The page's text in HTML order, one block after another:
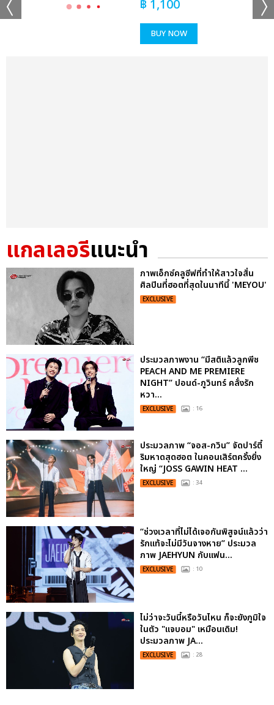
฿ 1,100
BUY NOW
แกลเลอรีแนะนำ
ภาพเอ็กซ์คลูซีฟที่ทำให้สาวใจสั่น
ศิลปินที่ฮอตที่สุดในนาทีนี้ 'MEYOU'
EXCLUSIVE
ประมวลภาพงาน “มีสติแล้วลูกพีช
PEACH AND ME PREMIERE
NIGHT” ปอนด์-ภูวินทร์ คลั่งรัก
หวา...
EXCLUSIVE : 16
ประมวลภาพ “จอส-กวิน” จัดปาร์ตี้
ริมหาดสุดฮอต ในคอนเสิร์ตครั้งยิ่ง
ใหญ่ “JOSS GAWIN HEAT ...
EXCLUSIVE : 34
“ช่วงเวลาที่ไม่ได้เจอกันพิสูจน์แล้วว่า
รักแท้จะไม่มีวันจางหาย” ประมวล
ภาพ JAEHYUN กับแฟน...
EXCLUSIVE : 10
ไม่ว่าจะวันนี้หรือวันไหน ก็จะยังภูมิใจ
ในตัว "แจบอม" เหมือนเดิม!
ประมวลภาพ JA...
EXCLUSIVE : 28